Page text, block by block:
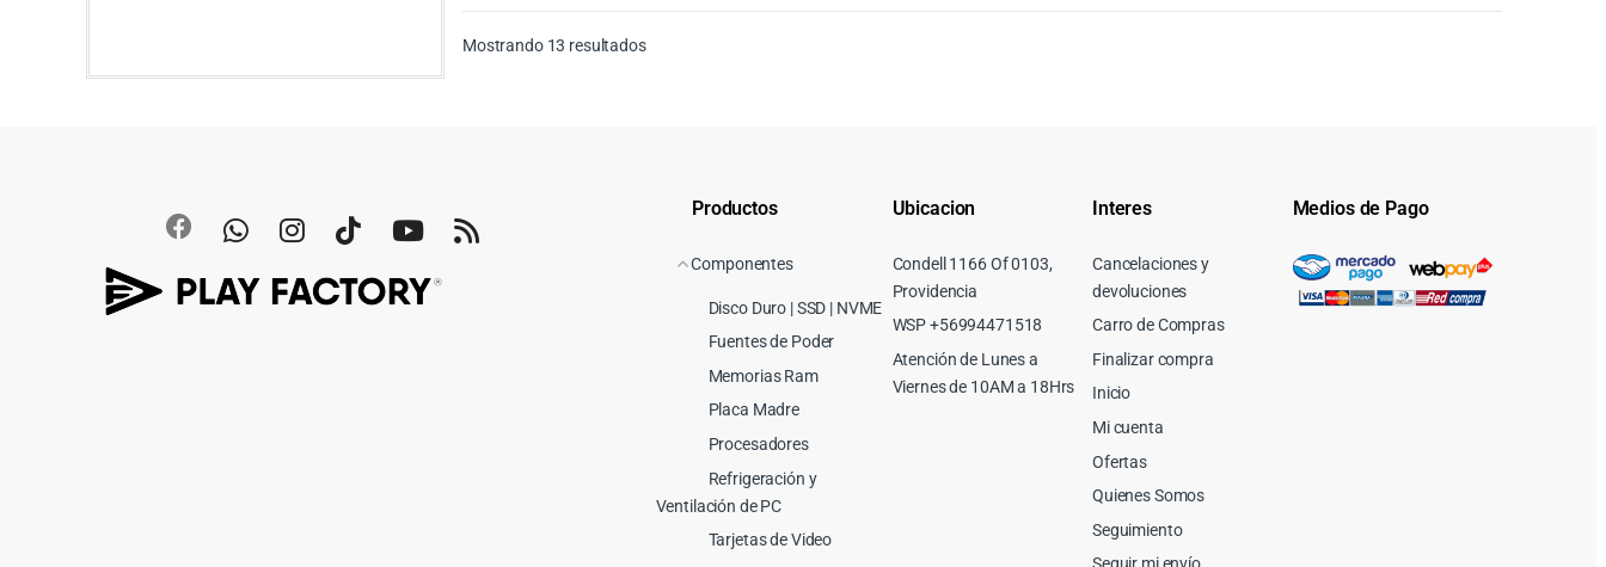
Mostrando 13 resultadosOrdenado por precio: bajo a alto
Productos
Componentes
Disco Duro | SSD | NVME
Fuentes de Poder
Memorias Ram
Placa Madre
Procesadores
Refrigeración y
Ventilación de PC
Tarjetas de Video
Ubicacion
Condell 1166 Of 0103,
Providencia
WSP +56994471518
Atención de Lunes a
Viernes de 10AM a 18Hrs
Interes
Cancelaciones y
devoluciones
Carro de Compras
Finalizar compra
Inicio
Mi cuenta
Ofertas
Quienes Somos
Seguimiento
Medios de Pago